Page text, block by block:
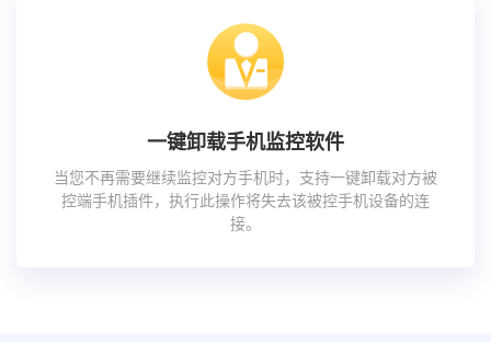
一键卸载手机监控软件
当您不再需要继续监控对方手机时，支持一键卸载对方被
控端手机插件，执行此操作将失去该被控手机设备的连
接。